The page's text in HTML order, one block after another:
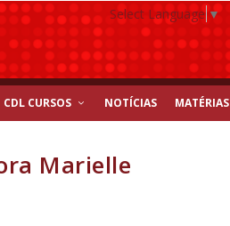
Select Language▼
CDL CURSOS NOTÍCIAS MATÉRIAS
Marielle